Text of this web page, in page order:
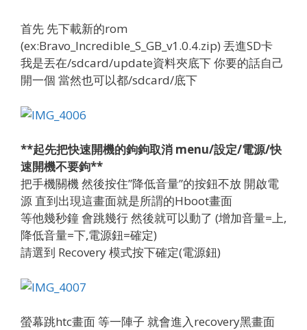
首先 先下載新的rom
(ex:Bravo_Incredible_S_GB_v1.0.4.zip) 丟進SD卡
我是丟在/sdcard/update資料夾底下 你要的話自己
開一個 當然也可以都/sdcard/底下
**起先把快速開機的鉤鉤取消 menu/設定/電源/快
速開機不要鉤**
把手機關機 然後按住”降低音量”的按鈕不放 開啟電
源 直到出現這畫面就是所謂的Hboot畫面
等他幾秒鐘 會跳幾行 然後就可以動了 (增加音量=上,
降低音量=下,電源鈕=確定)
請選到 Recovery 模式按下確定(電源鈕)
螢幕跳htc畫面 等一陣子 就會進入recovery黑畫面